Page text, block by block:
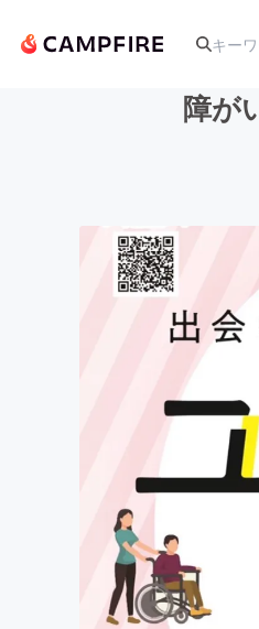
アー
テク
ビジ
障が